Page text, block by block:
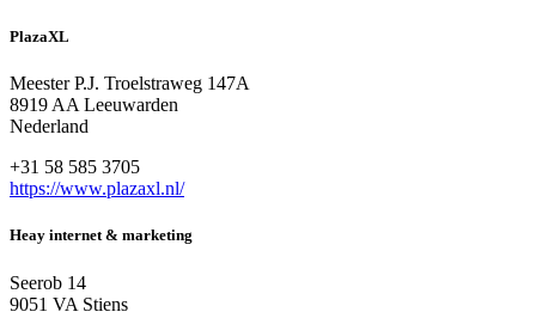
PlazaXL
Meester P.J. Troelstraweg 147A
8919 AA Leeuwarden
Nederland
+31 58 585 3705
https://www.plazaxl.nl/
Heay internet & marketing
Seerob 14
9051 VA Stiens